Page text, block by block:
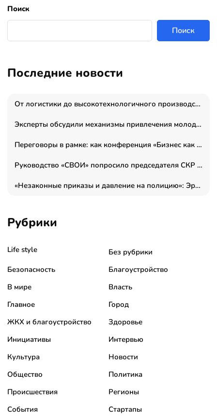
Поиск
Поиск
Последние новости
От логистики до высокотехнологичного производства: как основатель “гагаринга” выстраивает экосистему безопасности и гражданских БПЛА
Эксперты обсудили механизмы привлечения молодых специалистов в промышленные города
Переговоры в рамке: как конференция «Бизнес как искусство» переформатирует деловой этикет в стенах ТПП РФ
Руководство «СВОИ» попросило председателя СКР дать правовую оценку обысков в тыловом штабе
«Незаконные приказы и давление на полицию»: Эрнеста Султанова задержали у посольства Израиля во время одиночного пикета
Рубрики
Life style
Без рубрики
Безопасность
Благоустройство
В мире
Власть
Главное
Город
ЖКХ и благоустройство
Здоровье
Инициативы
Интервью
Культура
Новости
Общество
Политика
Происшествия
Регионы
События
Стартапы